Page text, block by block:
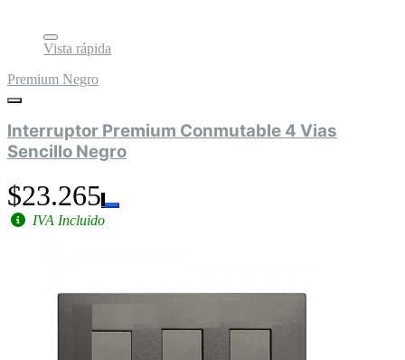
Vista rápida
Premium Negro
Interruptor Premium Conmutable 4 Vias
Sencillo Negro
$23.265
IVA Incluido